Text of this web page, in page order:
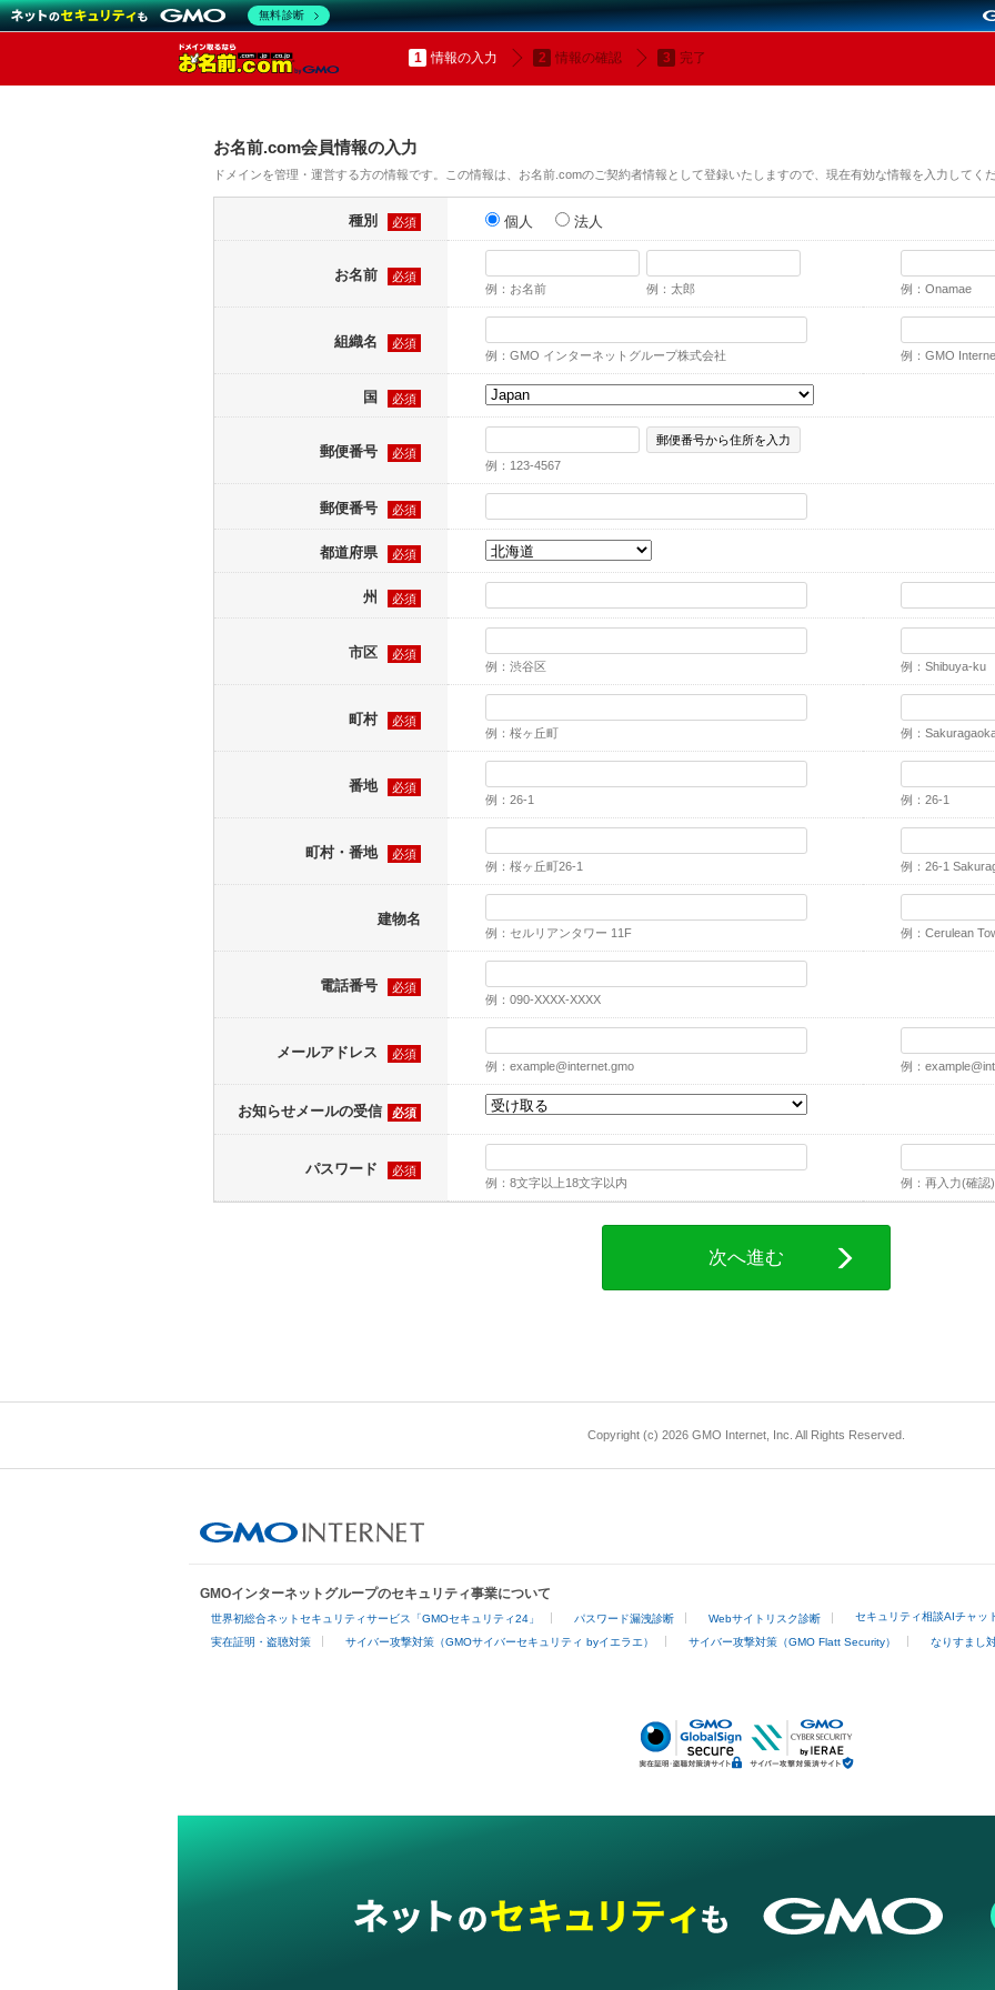
情報の入力 情報の確認 完了
お名前.com会員情報の入力
ドメインを管理・運営する方の情報です。この情報は、お名前.comのご契約者情報として登録いたしますので、現在有効な情報を入力してくだ
種別 必須 個人 法人
お名前
必須
例：お名前
例：太郎 例：Onamae
組織名
必須
例：GMO インターネットグループ株式会社
例：GMO
国 必須
郵便番号
必須
例：123-4567
郵便番号から住所を入力
郵便番号 必須
都道府県 必須
州 必須
市区
必須
例：渋谷区
例：Shibuya-ku
町村
必須
例：桜ヶ丘町
例：
番地
必須
例：26-1
例：26-1
町村・番地
必須
例：桜ヶ丘町26-1
例：26-1
建物名
例：セルリアンタワー 11F 例：Cerulean
電話番号
必須
例：090-XXXX-XXXX
メールアドレス
必須
例： example@internet.gmo 例：
お知らせメールの受信 必須
パスワード
必須
例：8文字以上18文字以内
例：再入力(確認)
次へ進む
Copyright (c) 2026 GMO Internet, Inc. All Rights Reserved.
GMOインターネットグループのセキュリティ事業について
世界初総合ネットセキュリティサービス「GMOセキュリティ24」 パスワード漏洩診断 Webサイトリスク診断 セキュリティ相談AIチャッ
実在証明・盗聴対策 サイバー攻撃対策（GMOサイバーセキュリティ byイエラエ） サイバー攻撃対策（GMO Flatt Security） なりすまし
無料診断